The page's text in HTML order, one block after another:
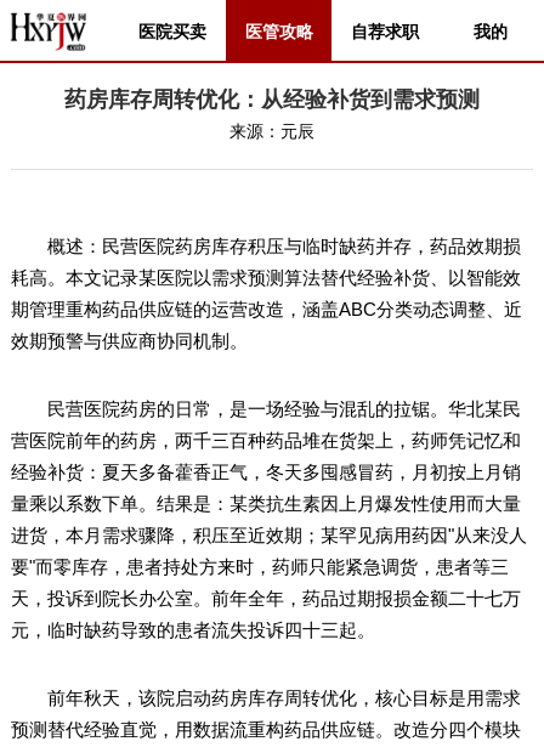
医院买卖 医管攻略 自荐求职 我的
药房库存周转优化：从经验补货到需求预测
来源： 元辰
概述：民营医院药房库存积压与临时缺药并存，药品效期损
耗高。本文记录某医院以需求预测算法替代经验补货、以智能效
期管理重构药品供应链的运营改造，涵盖ABC分类动态调整、近
效期预警与供应商协同机制。
民营医院药房的日常，是一场经验与混乱的拉锯。华北某民
营医院前年的药房，两千三百种药品堆在货架上，药师凭记忆和
经验补货：夏天多备藿香正气，冬天多囤感冒药，月初按上月销
量乘以系数下单。结果是：某类抗生素因上月爆发性使用而大量
进货，本月需求骤降，积压至近效期；某罕见病用药因"从来没人
要"而零库存，患者持处方来时，药师只能紧急调货，患者等三
天，投诉到院长办公室。前年全年，药品过期报损金额二十七万
元，临时缺药导致的患者流失投诉四十三起。
前年秋天，该院启动药房库存周转优化，核心目标是用需求
预测替代经验直觉，用数据流重构药品供应链。改造分四个模块